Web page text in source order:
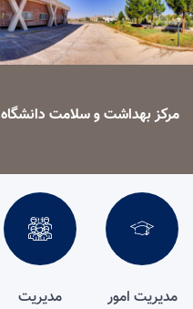
مرکز بهداشت و سلامت دانشگاه
مدیریت امور
مدیریت